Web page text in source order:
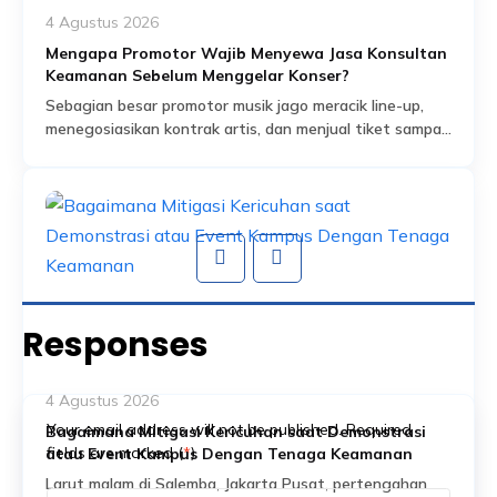
4 Agustus 2026
Mengapa Promotor Wajib Menyewa Jasa Konsultan
Keamanan Sebelum Menggelar Konser?
Sebagian besar promotor musik jago meracik line-up,
menegosiasikan kontrak artis, dan menjual tiket sampai
formalitas administratif, padahal sebenarnya jadi salah
satu fondasi paling krusial: proses perizinan keramaian
dan perencanaan keamanan yang menyertainya.
Banyak promotor baru mengurus aspek keamanan
4 Agustus 2026
Bagaimana Mitigasi Kericuhan saat Demonstrasi
atau Event Kampus Dengan Tenaga Keamanan
Larut malam di Salemba, Jakarta Pusat, pertengahan
Responses
Your email address will not be published. Required
fields are marked (*)